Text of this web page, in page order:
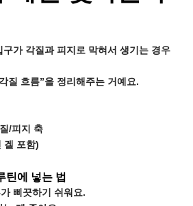
가 각질과 피지로 막혀서 생기는 경우
질 흐름”을 정리해주는 거예요.
/피지 축
겔 포함)
틴에 넣는 법
삐끗하기 쉬워요.